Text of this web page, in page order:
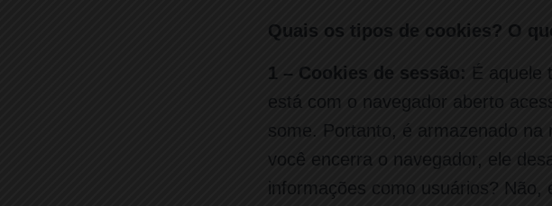
Quais os tipos de cookies? O
1 – Cookies de sessão:
É aquele
está com o navegador aberto
some. Portanto, é armazenado
você encerra o navegador, ele
informações como usuários?